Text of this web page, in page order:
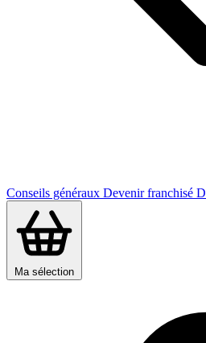
Conseils généraux Devenir franchisé
Ma sélection